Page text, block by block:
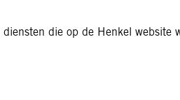
die op de Henkel website